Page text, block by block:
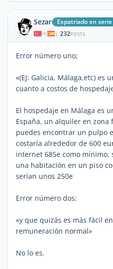
Sezar Expatriado en serie
| 232POSTS
Error número uno;
«(EJ: Galicia, Málaga,etc) es
cuanto a costos de
El hospedaje en Málaga es
España, un alquiler en zona
puedes encontrar un pulpo
costaría alrededor de 600
internet 685e como mínimo,
una habitación en un piso
serían unos 250e
Error número dos;
«y que quizás es más fácil
remuneración normal»
No lo es.